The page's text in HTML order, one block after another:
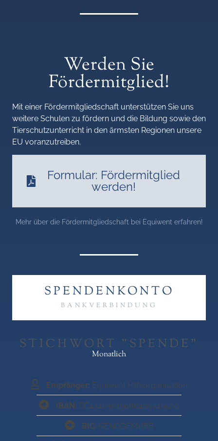
Werden Sie
Fördermitglied!
Mit einer Fördermitgliedschaft unterstützen Sie uns
weitere Schulen zu fördern und die Bildung sowie den
Tierschutzunterricht in den ärmsten Regionen unsere
EU voranzutreiben.
Formular: Fördermitglied
werden!
Mehr über die Fördermitgliedschaft bei Equiwent erfahren!
SPENDENKONTO
BANKVERBINDUNG
STICHWORT "SPENDE"
Monatlich
Empfänger: Equiwent Hilfsorganisation
IBAN: DE43403619066405749500
BIC: GENODEM1IBB